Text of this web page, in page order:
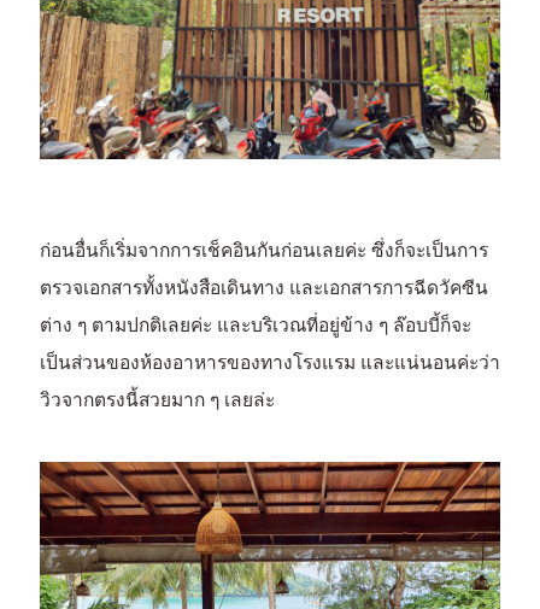
ก่อนอื่นก็เริ่มจากการเช็คอินกันก่อนเลยค่ะ ซึ่งก็จะเป็นการ
ตรวจเอกสารทั้งหนังสือเดินทาง และเอกสารการฉีดวัคซีน
ต่าง ๆ ตามปกติเลยค่ะ และบริเวณที่อยู่ข้าง ๆ ล๊อบบี้ก็จะ
เป็นส่วนของห้องอาหารของทางโรงแรม และแน่นอนค่ะว่า
วิวจากตรงนี้สวยมาก ๆ เลยล่ะ